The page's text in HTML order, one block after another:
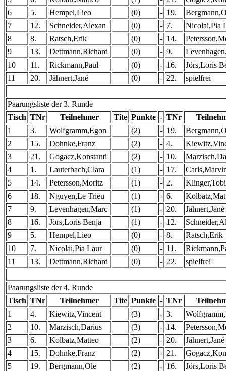
6
5. Hempel,Lieo (0) - 19.
7
12. Schneider,Alexan (0) - 7.
Nicolai,Pia
8
8. Ratsch,Erik (0) - 14.
9
13. Dettmann,Richard (0) - 9.
10
11. Rickmann,Paul (0) - 16.
Jörs,Loris
11
20. Jähnert,Jané (0) - 22. spielfrei
Paarungsliste der 3. Runde
Tisch TNr Teilnehmer Tite Punkte - TNr
1
3. Wolfgramm,Egon (2) - 19.
2
15. Dohnke,Franz (2) - 4.
3
21. Gogacz,Konstanti (2) - 10.
4
1. Lauterbach,Clara (1) - 17.
5
14. Petersson,Moritz (1) - 2.
6
18. Nguyen,Le Trieu (1) - 6.
7
9. Levenhagen,Marc (1) - 20.
Jähnert,Jané
8
16. Jörs,Loris Benja (1) - 12.
9
5. Hempel,Lieo (0) - 8.
Ratsch,Erik
10
7. Nicolai,Pia Laur (0) - 11.
11
13. Dettmann,Richard (0) - 22. spielfrei
Paarungsliste der 4. Runde
Tisch TNr Teilnehmer Tite Punkte - TNr
1
4. Kiewitz,Vincent (3) - 3.
2
10. Marzisch,Darius (3) - 14.
3
6. Kolbatz,Matteo (2) - 20.
Jähnert,Jané
4
15. Dohnke,Franz (2) - 21.
5
19. Bergmann,Ole (2) - 16.
Jörs,Loris